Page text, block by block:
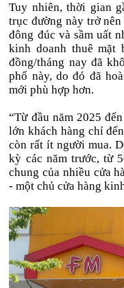
Tuy nhiên, thời gian
trục đường này trở
đông đúc và sầm uất
kinh doanh thuê mặt
đồng/tháng nay đã
phố này, do đó đã
mới phù hợp hơn.
“Từ đầu năm 2025
lớn khách hàng chỉ
còn rất ít người mua.
kỳ các năm trước, từ
chung của nhiều cửa
- một chủ cửa hàng